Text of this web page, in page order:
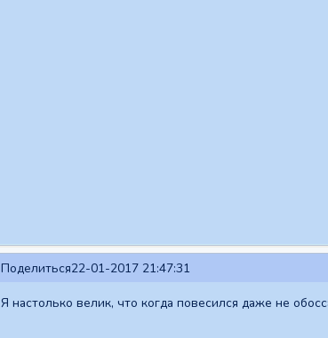
Поделиться22-01-2017 21:47:31
Я настолько велик, что когда повесился даже не